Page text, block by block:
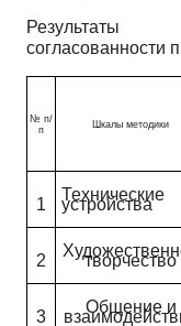
Результаты
согласованности
№ п/
п
Шкалы методики
1
Технические
устройства
2 творчество
3
Общение и